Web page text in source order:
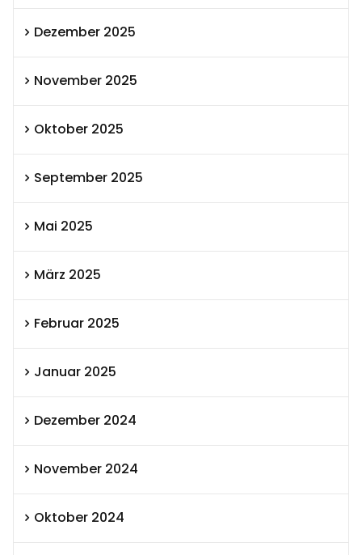
Dezember 2025
November 2025
Oktober 2025
September 2025
Mai 2025
März 2025
Februar 2025
Januar 2025
Dezember 2024
November 2024
Oktober 2024